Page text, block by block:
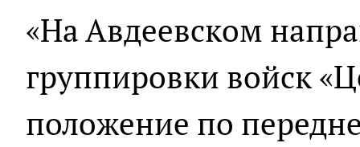
«На Авдеевском
группировки войск
положение по